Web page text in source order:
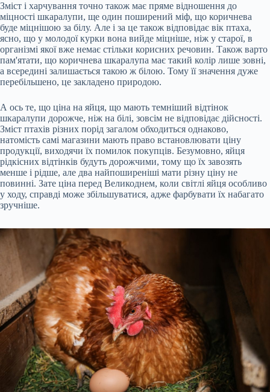
Зміст і харчування точно також має пряме відношення до
міцності шкаралупи, ще один поширений міф, що коричнева
буде міцнішою за білу. Але і за це також відповідає вік птаха,
ясно, що у молодої курки вона вийде міцніше, ніж у старої, в
організмі якої вже немає стільки корисних речовин. Також варто
пам'ятати, що коричнева шкаралупа має такий колір лише зовні,
а всередині залишається такою ж білою. Тому її значення дуже
перебільшено, це закладено природою.
А ось те, що ціна на яйця, що мають темніший відтінок
шкаралупи дорожче, ніж на білі, зовсім не відповідає дійсності.
Зміст птахів різних порід загалом обходиться однаково,
натомість самі магазини мають право встановлювати ціну
продукції, виходячи їх помилок покупців. Безумовно, яйця
рідкісних відтінків будуть дорожчими, тому що їх завозять
менше і рідше, але два найпоширеніші мати різну ціну не
повинні. Зате ціна перед Великоднем, коли світлі яйця особливо
у ходу, справді може збільшуватися, адже фарбувати їх набагато
зручніше.